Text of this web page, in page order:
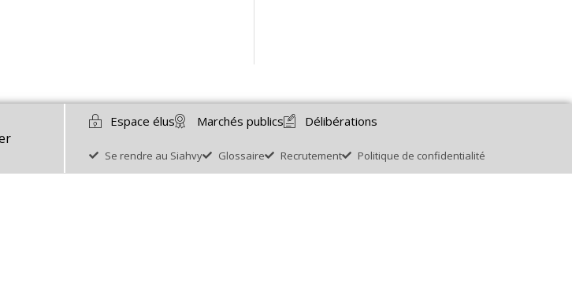
Espace élus Marchés publics Délibérations
Se rendre au Siahvy Glossaire Recrutement Politique de confidentialité